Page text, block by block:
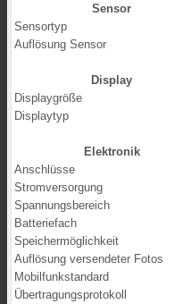
Sensor
Sensortyp
Auflösung Sensor
Display
Displaygröße
Displaytyp
Elektronik
Anschlüsse
Stromversorgung
Spannungsbereich
Batteriefach
Speichermöglichkeit
Auflösung versendeter Fotos
Mobilfunkstandard
Übertragungsprotokoll